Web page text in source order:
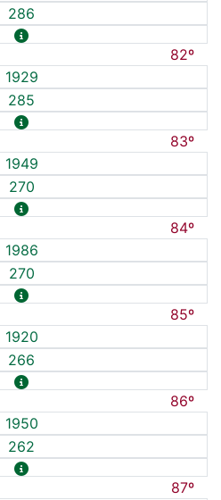
286
82º
1929
285
83º
1949
270
84º
1986
270
85º
1920
266
86º
1950
262
87º